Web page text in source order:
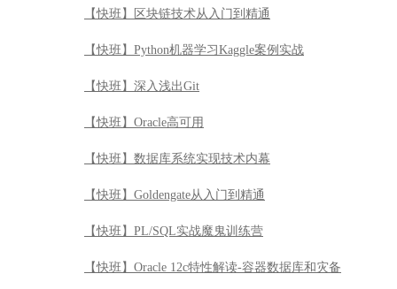
【快班】区块链技术从入门到精通
【快班】Python机器学习Kaggle案例实战
【快班】深入浅出Git
【快班】Oracle高可用
【快班】数据库系统实现技术内幕
【快班】Goldengate从入门到精通
【快班】PL/SQL实战魔鬼训练营
【快班】Oracle 12c特性解读-容器数据库和灾备